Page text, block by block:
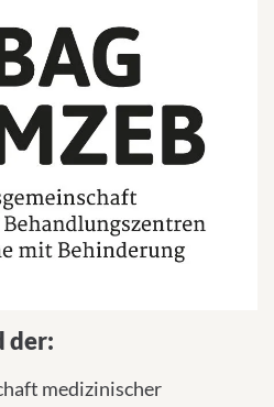
der:
medizinischer